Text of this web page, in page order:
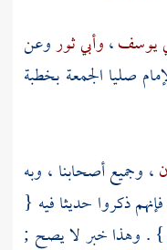
يوسف،وأبي ثوروعن
صليا الجمعة بخطبة
، وجميع أصحابنا ، وبه
ذكروا حديثا فيه {
} . وهذا خبر لا يصح ;